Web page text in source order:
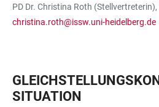
PD Dr. Christina Roth
christina.roth@issw.uni-heidelberg.de
SITUATION